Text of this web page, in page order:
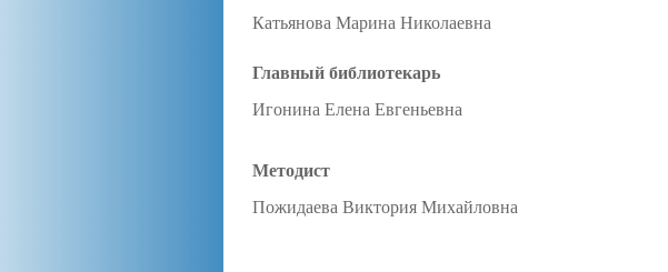
Катьянова Марина Николаевна
Главный библиотекарь
Игонина Елена Евгеньевна
Методист
Пожидаева Виктория Михайловна